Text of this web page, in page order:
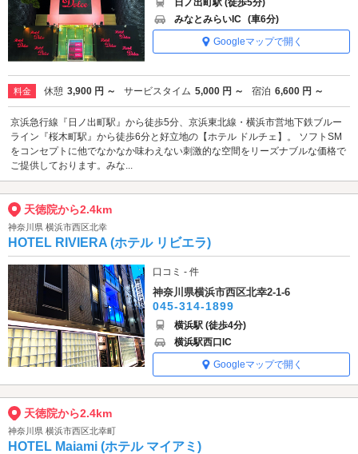
日ノ出町駅 (徒歩5分)
みなとみらいIC (車6分)
Googleマップで開く
料金 休憩 3,900 円 ～ サービスタイム 5,000 円 ～ 宿泊 6,600 円 ～
京浜急行線『日ノ出町駅』から徒歩5分、京浜東北線・横浜市営地下鉄ブルー
ライン『桜木町駅』から徒歩6分と好立地の【ホテル ドルチェ】。 ソフトSM
をコンセプトに他でなかなか味わえない刺激的な空間をリーズナブルな価格で
ご提供しております。みな...
天徳院から2.4km
神奈川県 横浜市西区北幸
HOTEL RIVIERA (ホテル リビエラ)
口コミ - 件
神奈川県横浜市西区北幸2-1-6
045-314-1899
横浜駅 (徒歩4分)
横浜駅西口IC
Googleマップで開く
天徳院から2.4km
神奈川県 横浜市西区北幸町
HOTEL Maiami (ホテル マイアミ)